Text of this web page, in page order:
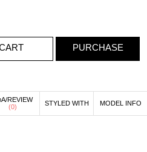
PURCHASE
REVIEW
(0) STYLED WITH MODEL INFO